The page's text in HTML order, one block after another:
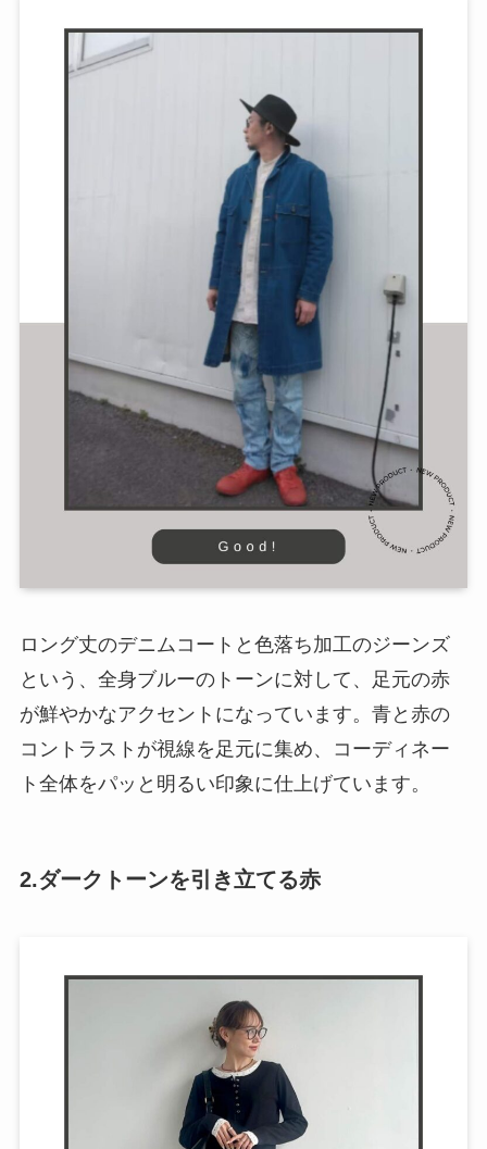
ロング丈のデニムコートと色落ち加工のジーンズ
という、全身ブルーのトーンに対して、足元の赤
が鮮やかなアクセントになっています。青と赤の
コントラストが視線を足元に集め、コーディネー
ト全体をパッと明るい印象に仕上げています。
2.ダークトーンを引き立てる赤